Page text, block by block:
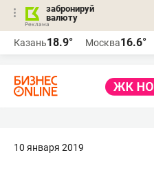
забронируй
валюту
Казань18.9° Москва16.6°
10 января 2019